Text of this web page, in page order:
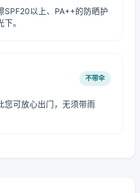
SPF20以上、PA++的防晒护
。
不带伞
您可放心出门，无须带雨